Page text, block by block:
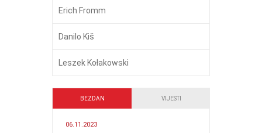
Erich Fromm
Danilo Kiš
Leszek Kołakowski
BEZDAN VIJESTI
06.11.2023